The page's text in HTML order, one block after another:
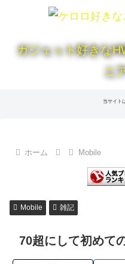
ガジェット好きな
ニ
当サイト
ホーム Mobile
Mobile 雑記
70超にして初めて